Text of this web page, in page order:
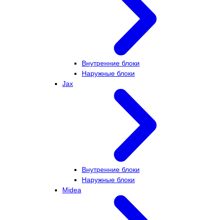
Внутренние блоки
Наружные блоки
Jax
Внутренние блоки
Наружные блоки
Midea